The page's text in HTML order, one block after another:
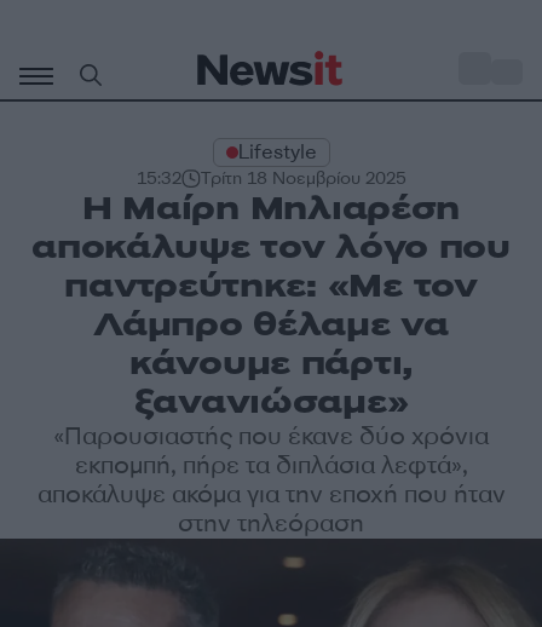
περιεχόμενο
Lifestyle
15:32 Τρίτη 18 Νοεμβρίου 2025
Η Μαίρη Μηλιαρέση
αποκάλυψε τον λόγο που
παντρεύτηκε: «Με τον
Λάμπρο θέλαμε να
κάνουμε πάρτι,
ξανανιώσαμε»
«Παρουσιαστής που έκανε δύο χρόνια
εκπομπή, πήρε τα διπλάσια λεφτά»,
αποκάλυψε ακόμα για την εποχή που ήταν
στην τηλεόραση